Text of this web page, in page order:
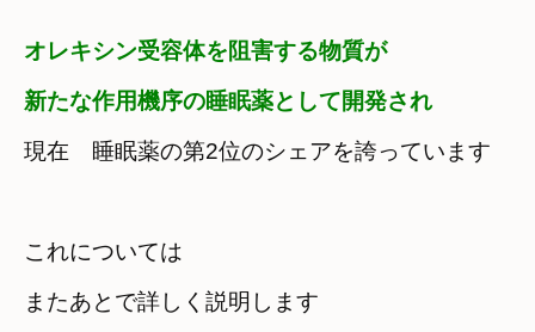
オレキシン受容体を阻害する物質が
新たな作用機序の睡眠薬として開発され
現在　睡眠薬の第2位のシェアを誇っています
これについては
またあとで詳しく説明します